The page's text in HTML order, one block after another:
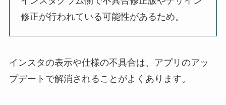
修正が行われている可能性があるため。
インスタの表示や仕様の不具合は、アプリのアッ
プデートで解消されることがよくあります。